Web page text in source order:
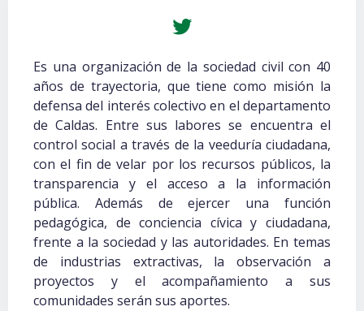
Es una organización de la sociedad civil con 40
años de trayectoria, que tiene como misión la
defensa del interés colectivo en el departamento
de Caldas. Entre sus labores se encuentra el
control social a través de la veeduría ciudadana,
con el fin de velar por los recursos públicos, la
transparencia y el acceso a la información
pública. Además de ejercer una función
pedagógica, de conciencia cívica y ciudadana,
frente a la sociedad y las autoridades. En temas
de industrias extractivas, la observación a
proyectos y el acompañamiento a sus
comunidades serán sus aportes.